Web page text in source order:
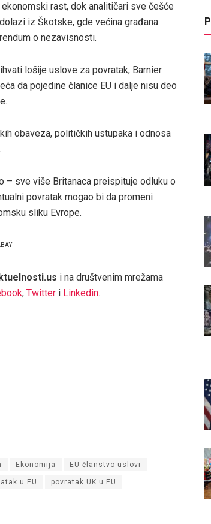
rast, dok analitičari sve češće
iz Škotske, gde većina građana
o nezavisnosti.
lošije uslove za povratak, Barnier
da pojedine članice EU i dalje nisu deo
obaveza, političkih ustupaka i odnosa
– sve više Britanaca preispituje odluku o
povratak mogao bi da promeni
sliku Evrope.
i na društvenim mrežama
, Twitter i Linkedin.
Ekonomija EU članstvo uslovi
u EU povratak UK u EU